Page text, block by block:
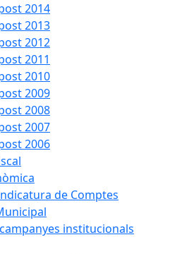
2014
2013
2012
2011
2010
2009
2008
2007
2006
de Comptes
institucionals